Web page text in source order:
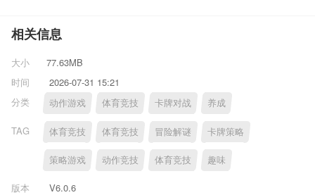
相关信息
大小
77.63MB
时间
2026-07-31 15:21
分类
动作游戏 体育竞技 卡牌对战 养成
TAG 体育竞技 体育竞技 冒险解谜 卡牌策略
策略游戏 动作竞技 体育竞技 趣味
版本
V6.0.6